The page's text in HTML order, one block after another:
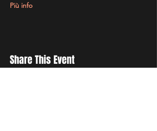
Più info
Share This Event